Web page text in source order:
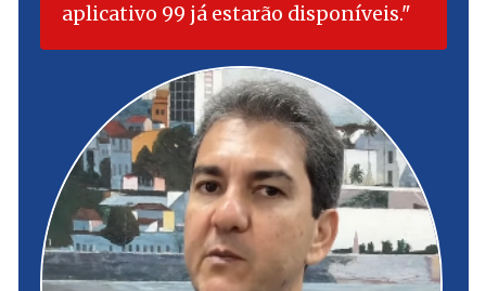
aplicativo 99 já estarão disponíveis.